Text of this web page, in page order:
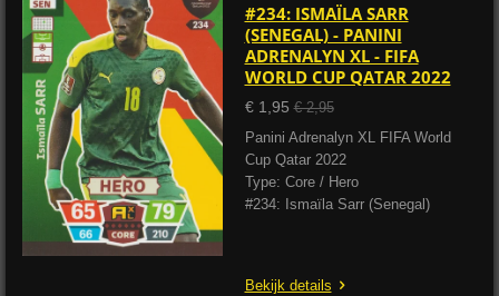
#234: ISMAÏLA SARR
(SENEGAL) - PANINI
ADRENALYN XL - FIFA
WORLD CUP QATAR 2022
€ 1,95 € 2,95
Panini Adrenalyn XL FIFA World
Cup Qatar 2022
Type: Core / Hero
#234: Ismaïla Sarr (Senegal)
Bekijk details